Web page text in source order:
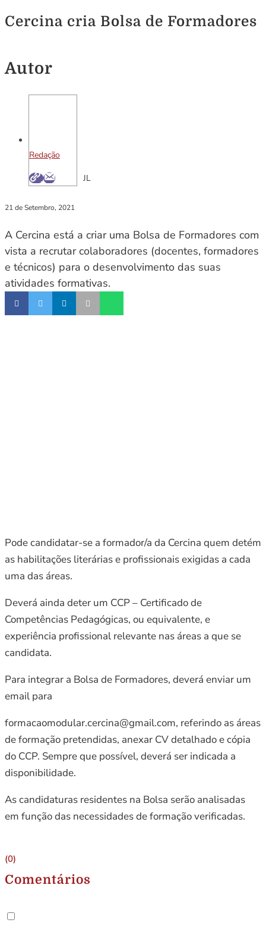
Cercina cria Bolsa de Formadores
Autor
Redação
JL
21 de Setembro, 2021
A Cercina está a criar uma Bolsa de Formadores com
vista a recrutar colaboradores (docentes, formadores
e técnicos) para o desenvolvimento das suas
atividades formativas.
Pode candidatar-se a formador/a da Cercina quem detém
as habilitações literárias e profissionais exigidas a cada
uma das áreas.
Deverá ainda deter um CCP – Certificado de
Competências Pedagógicas, ou equivalente, e
experiência profissional relevante nas áreas a que se
candidata.
Para integrar a Bolsa de Formadores, deverá enviar um
email para
formacaomodular.cercina@gmail.com, referindo as áreas
de formação pretendidas, anexar CV detalhado e cópia
do CCP. Sempre que possível, deverá ser indicada a
disponibilidade.
As candidaturas residentes na Bolsa serão analisadas
em função das necessidades de formação verificadas.
(0)
Comentários